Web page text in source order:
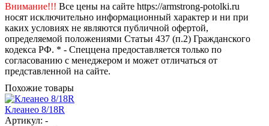
Внимание!!! Все цены на сайте https://armstrong-potolki.ru
носят исключительно информационный характер и ни при
каких условиях не являются публичной офертой,
определяемой положениями Статьи 437 (п.2) Гражданского
кодекса РФ. * - Спеццена предоставляется только по
согласованию с менеджером и может отличаться от
представленной на сайте.
Похожие товары
Клеанео 8/18R
Артикул: -